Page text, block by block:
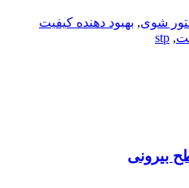
شوی, بهبود دهنده کیفیت
,
stp
بیرونی